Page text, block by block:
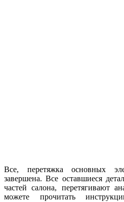
Все, перетяжка основных
завершена. Все оставшиеся
частей салона, перетягивают
можете прочитать